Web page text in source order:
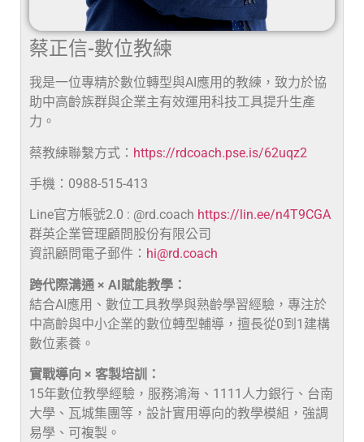
蔡正信-數位教練
我是一位專精於數位轉型與AI應用的教練，致力於協
助中高齡族群與企業主有效運用科技工具提升生產
力。
蔡教練聯繫方式： https://rdcoach.pse.is/62uqz2
手機：0988-515-413
Line官方帳號2.0 : @rd.coach https://lin.ee/n4T9CGA
群英企業管理顧問股份有限公司
資訊顧問電子郵件： hi@rd.coach
跨代際溝通 × AI賦能教學：
結合AI應用、數位工具教學與熟齡學習經驗，專注於
中高齡與中小企業的數位轉型輔導，擅長從0到1建構
數位素養。
實戰導向 × 客製培訓：
15年數位教學經驗，服務鴻海、1111人力銀行、台南
大學、瓦城集團等，設計實用導向的教學模組，強調
易學、可複製。